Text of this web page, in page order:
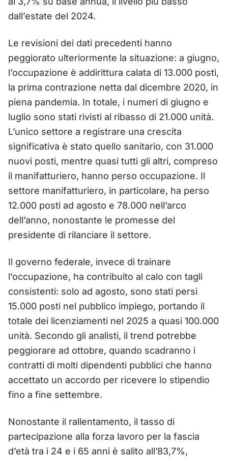
dall’estate del 2024.
Le revisioni dei dati precedenti hanno
peggiorato ulteriormente la situazione: a giugno,
l’occupazione è addirittura calata di 13.000 posti,
la prima contrazione netta dal dicembre 2020, in
piena pandemia. In totale, i numeri di giugno e
luglio sono stati rivisti al ribasso di 21.000 unità.
L’unico settore a registrare una crescita
significativa è stato quello sanitario, con 31.000
nuovi posti, mentre quasi tutti gli altri, compreso
il manifatturiero, hanno perso occupazione. Il
settore manifatturiero, in particolare, ha perso
12.000 posti ad agosto e 78.000 nell’arco
dell’anno, nonostante le promesse del
presidente di rilanciare il settore.
Il governo federale, invece di trainare
l’occupazione, ha contribuito al calo con tagli
consistenti: solo ad agosto, sono stati persi
15.000 posti nel pubblico impiego, portando il
totale dei licenziamenti nel 2025 a quasi 100.000
unità. Secondo gli analisti, il trend potrebbe
peggiorare ad ottobre, quando scadranno i
contratti di molti dipendenti pubblici che hanno
accettato un accordo per ricevere lo stipendio
fino a fine settembre.
Nonostante il rallentamento, il tasso di
partecipazione alla forza lavoro per la fascia
d’età tra i 24 e i 65 anni è salito all’83,7%,